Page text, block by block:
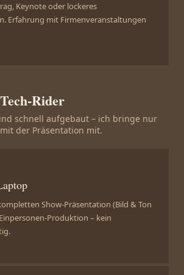
Keynote oder lockeres
Erfahrung mit Firmenveranstaltungen
Rider
schnell aufgebaut – ich bringe nur
der Präsentation mit.
Show-Präsentation (Bild & Ton
Produktion – kein